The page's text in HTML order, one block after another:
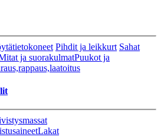
Pihdit ja leikkurt Sahat
ja suorakulmatPuukot ja
Lakat